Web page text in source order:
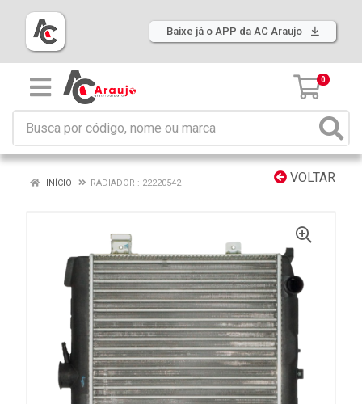
Baixe já o APP da AC Araujo
0
VOLTAR
INÍCIO RADIADOR : 22220542